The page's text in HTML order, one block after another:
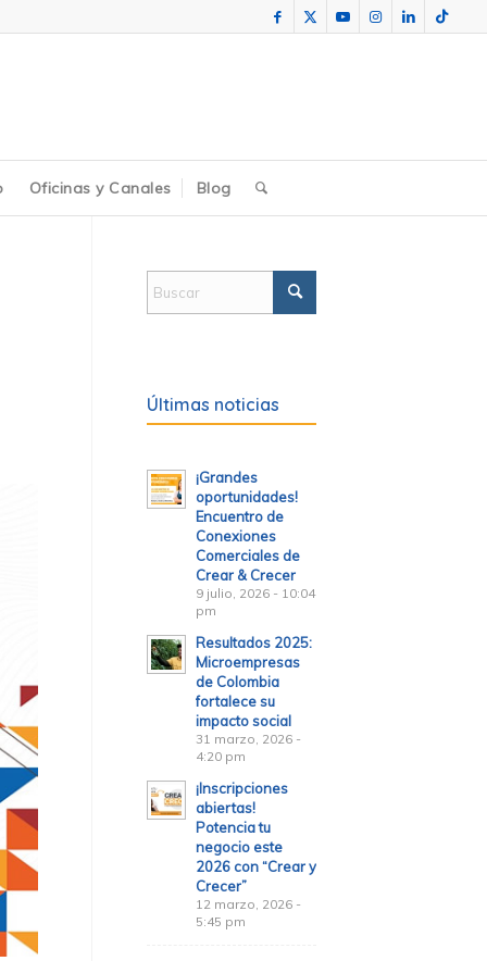
Oficinas y Canales Blog
Últimas noticias
¡Grandes
oportunidades!
Encuentro de
Conexiones
Comerciales de
Crear & Crecer
9 julio, 2026 - 10:04
pm
Resultados 2025:
Microempresas
de Colombia
fortalece su
impacto social
31 marzo, 2026 -
4:20 pm
¡Inscripciones
abiertas!
Potencia tu
negocio este
2026 con “Crear y
Crecer”
12 marzo, 2026 -
5:45 pm